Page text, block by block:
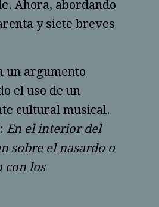
Ahora, abordando
y siete breves
un argumento
el uso de un
cultural musical.
En el interior del
sobre el nasardo o
con los